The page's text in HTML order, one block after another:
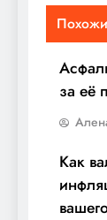
за её
Как